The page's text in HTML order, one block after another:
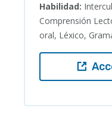
Habilidad:
Comprensión
oral, Léxico,